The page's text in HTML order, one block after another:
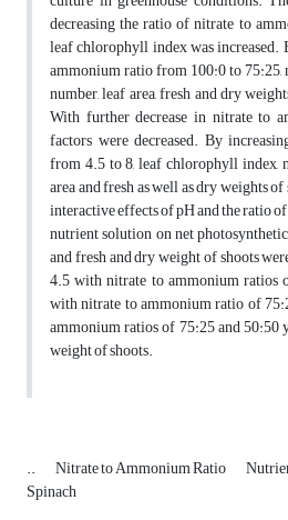
decreasing the ratio of nitrate to
leaf chlorophyll index was increased.
ammonium ratio from 100:0 to 75:25,
number, leaf area, fresh and dry
With further decrease in nitrate to
factors were decreased. By
from 4.5 to 8, leaf chlorophyll index,
area and fresh as well as dry weights
interactive effects of pH and the ratio
nutrient solution on net
and fresh and dry weight of shoots
4.5 with nitrate to ammonium ratios
with nitrate to ammonium ratio of
ammonium ratios of 75:25 and
weight of shoots.
.. Nitrate to Ammonium Ratio
Spinach